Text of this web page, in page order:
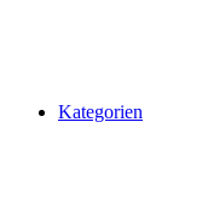
Kategorien